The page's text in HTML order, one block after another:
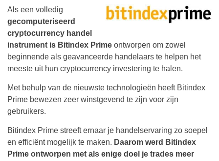
Als een volledig
gecomputeriseerd
cryptocurrency handel
instrument is Bitindex Prime ontworpen om zowel
beginnende als geavanceerde handelaars te helpen het
meeste uit hun cryptocurrency investering te halen.
Met behulp van de nieuwste technologieën heeft Bitindex
Prime bewezen zeer winstgevend te zijn voor zijn
gebruikers.
Bitindex Prime streeft ernaar je handelservaring zo soepel
en efficiënt mogelijk te maken. Daarom werd Bitindex
Prime ontworpen met als enige doel je trades meer